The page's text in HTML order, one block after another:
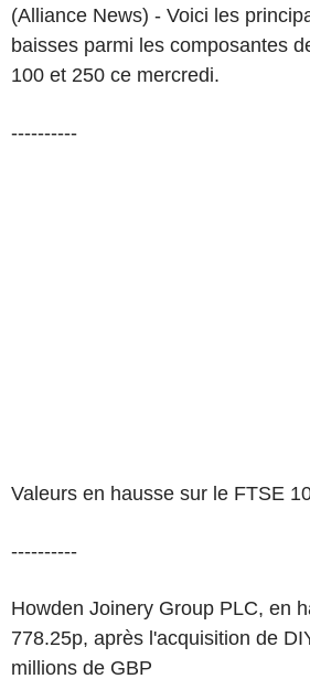
(Alliance News) - Voici les
baisses parmi les composantes
100 et 250 ce mercredi.
----------
Valeurs en hausse sur le FTSE
----------
Howden Joinery Group PLC, en
778.25p, après l'acquisition de
millions de GBP